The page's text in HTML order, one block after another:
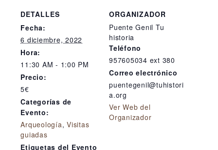
DETALLES
Fecha:
6 diciembre, 2022
Hora:
11:30 AM - 1:00 PM
Precio:
5€
Categorías de
Evento:
Arqueología,Visitas
guiadas
Etiquetas del Evento
ORGANIZADOR
Puente Genil Tu
historia
Teléfono
957605034 ext 380
Correo electrónico
puentegenil@tuhistori
a.org
Ver Web del
Organizador